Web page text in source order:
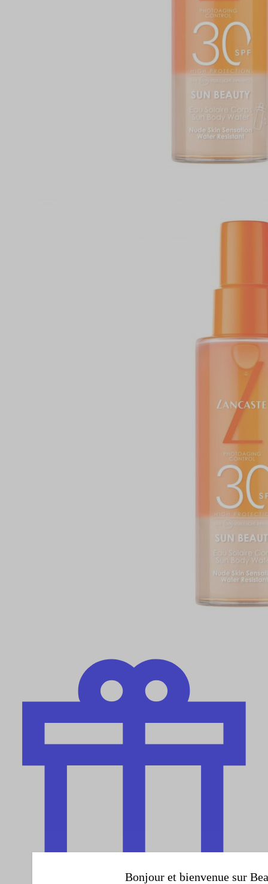
Bonjour et bienvenue sur